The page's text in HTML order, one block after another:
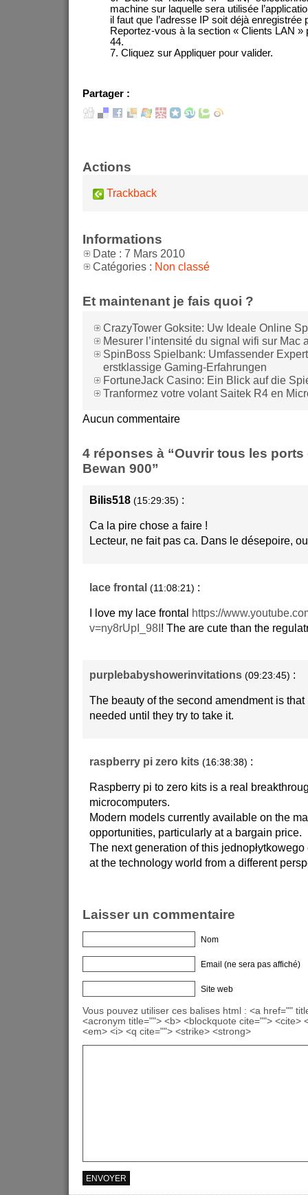
machine sur laquelle sera utilisée
il faut que l’adresse IP soit déjà
Reportez-vous à la section « Clients LAN »
44.
7. Cliquez sur Appliquer pour valider.
Partager :
Actions
Trackback
Informations
Date : 7 Mars 2010
Catégories : Non classé
Et maintenant je fais quoi ?
CrazyTower Goksite: Uw Ideale Online
Mesurer l’intensité du signal wifi sur Mac
SpinBoss Spielbank: Umfassender
erstklassige Gaming-Erfahrungen
FortuneJack Casino: Ein Blick auf die
Tranformez votre volant Saitek R4 en
Aucun commentaire
4 réponses à “Ouvrir tous les
Bewan 900”
Bilis518 (15:29:35) :
Ca la pire chose a faire !
Lecteur, ne fait pas ca. Dans le désepoire,
lace frontal (11:08:21) :
I love my lace frontal https://
v=ny8rUpI_98I! The are cute than the
purplebabyshowerinvitations (09:23:45) :
The beauty of the second amendment is
needed until they try to take it.
raspberry pi zero kits (16:38:38) :
Raspberry pi to zero kits is a real
microcomputers.
Modern models currently available on the
opportunities, particularly at a bargain price.
The next generation of this
at the technology world from a different
Laisser un commentaire
Nom
Email (ne sera pas affiché)
Site web
Vous pouvez utiliser ces balises html : <a href=""
<acronym title=""> <b> <blockquote cite=""> <cite>
<em> <i> <q cite=""> <strike> <strong>